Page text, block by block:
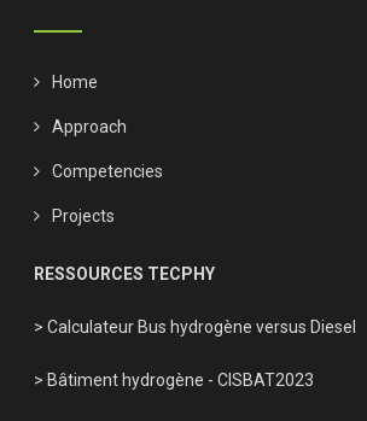
Home
Approach
Competencies
Projects
RESSOURCES TECPHY
> Calculateur Bus hydrogène versus Diesel
> Bâtiment hydrogène - CISBAT2023